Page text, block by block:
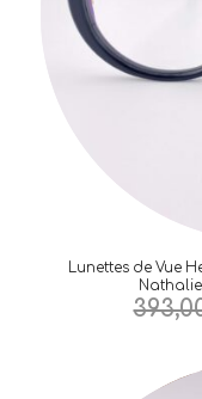
Lunettes de Vue